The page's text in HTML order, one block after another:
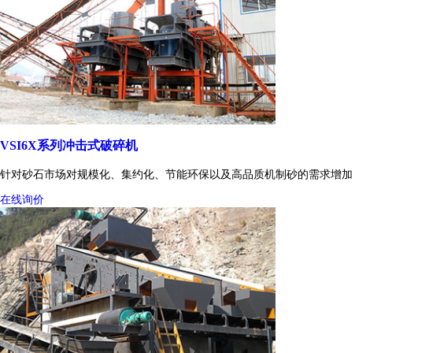
VSI6X系列冲击式破碎机
针对砂石市场对规模化、集约化、节能环保以及高品质机制砂的需求增加
在线询价